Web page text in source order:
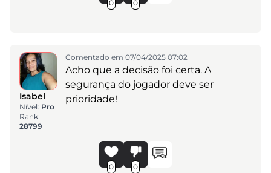
0 0
Isabel
Nível: Pro
Rank:
28799
Comentado em 07/04/2025 07:02
Acho que a decisão foi certa. A
segurança do jogador deve ser
prioridade!
0 0